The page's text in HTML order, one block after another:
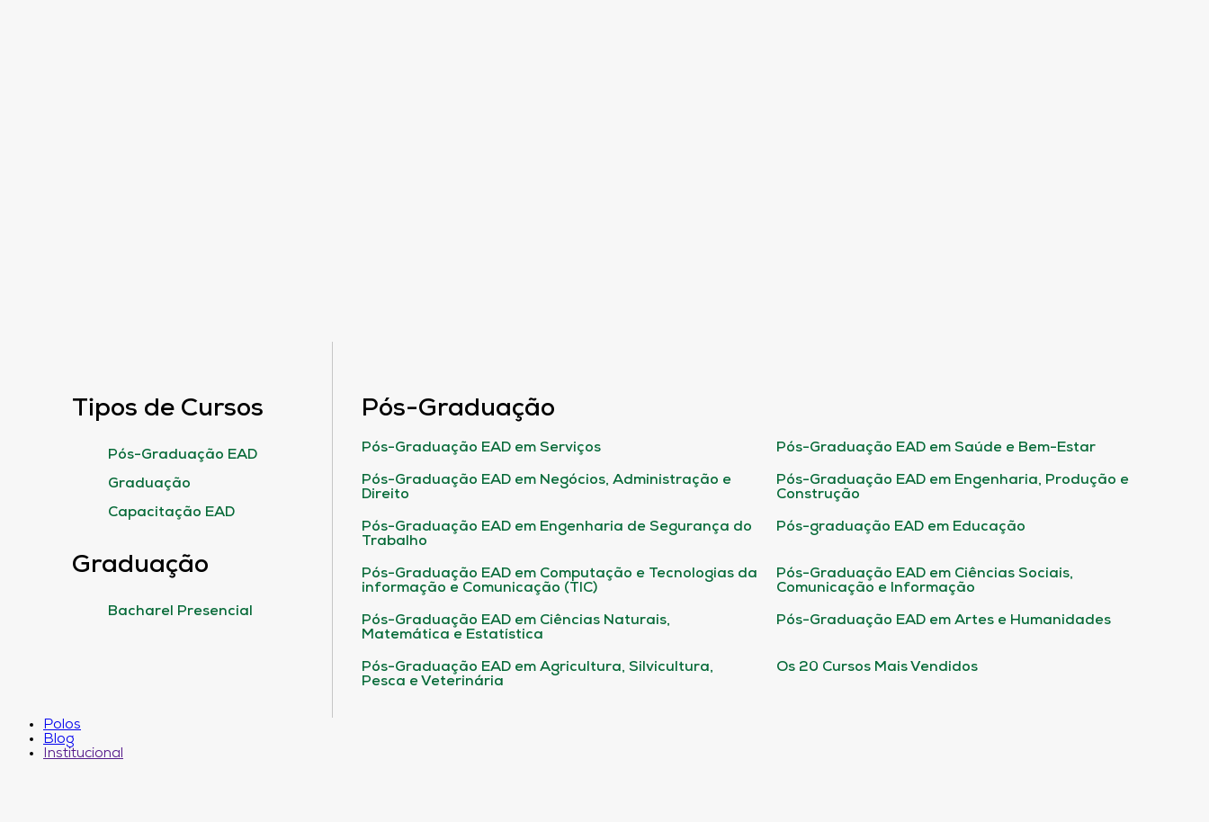
Tipos de Cursos
Pós-Graduação EAD
Graduação
Capacitação EAD
Graduação
Bacharel Presencial
Pós-Graduação
Pós-Graduação EAD em Serviços Pós-Graduação EAD em Saúde e Bem-Estar
Pós-Graduação EAD em Negócios, Administração e
Direito
Pós-Graduação EAD em Engenharia, Produção e
Construção
Pós-Graduação EAD em Engenharia de Segurança do
Trabalho
Pós-graduação EAD em Educação
Pós-Graduação EAD em Computação e Tecnologias da
informação e Comunicação (TIC)
Pós-Graduação EAD em Ciências Sociais,
Comunicação e Informação
Pós-Graduação EAD em Ciências Naturais,
Matemática e Estatística
Pós-Graduação EAD em Artes e Humanidades
Pós-Graduação EAD em Agricultura, Silvicultura,
Pesca e Veterinária
Os 20 Cursos Mais Vendidos
Polos
Blog
Institucional